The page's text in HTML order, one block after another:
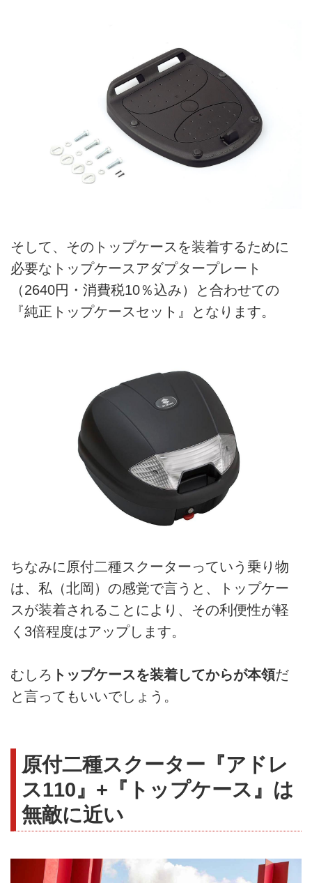
そして、そのトップケースを装着するために
必要なトップケースアダプタープレート
（2640円・消費税10％込み）と合わせての
『純正トップケースセット』となります。
ちなみに原付二種スクーターっていう乗り物
は、私（北岡）の感覚で言うと、トップケー
スが装着されることにより、その利便性が軽
く3倍程度はアップします。
むしろ トップケースを装着してからが本領だ
と言ってもいいでしょう。
原付二種スクーター『アドレ
ス110』+『トップケース』は
無敵に近い